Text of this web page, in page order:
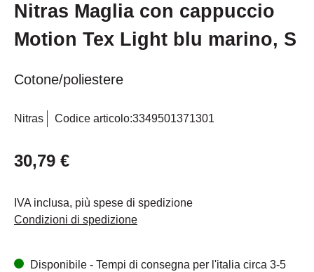
Nitras Maglia con cappuccio
Motion Tex Light blu marino, S
Cotone/poliestere
Nitras Codice articolo:3349501371301
30,79 €
IVA inclusa, più spese di spedizione
Condizioni di spedizione
Disponibile - Tempi di consegna per l'italia circa 3-5